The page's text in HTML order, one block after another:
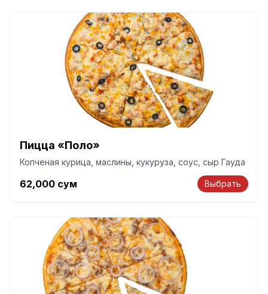
Пицца «Поло»
Копченая курица, маслины, кукуруза, соус, сыр Гауда
62,000 сум Выбрать